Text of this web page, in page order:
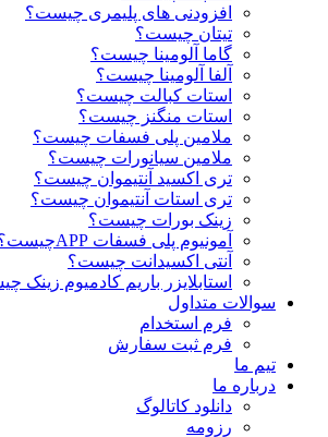
افزودنی های پلیمری چیست؟
تیتان چیست؟
گاما آلومینا چیست؟
آلفا آلومینا چیست؟
استات کبالت چیست؟
استات منگنز چیست؟
ملامین پلی فسفات چیست؟
ملامین سیانورات چیست؟
تری اکسید آنتیموان چیست؟
تری استات آنتیموان چیست؟
زینک بورات چیست؟
آمونیوم پلی فسفات APPچیست؟
آنتی اکسیدانت چیست؟
استابلایزر باریم کادمیوم زینک
سوالات متداول
فرم استخدام
فرم ثبت سفارش
تیم ما
درباره ما
دانلود کاتالوگ
رزومه